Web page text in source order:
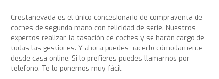
Crestanevada es el único concesionario de compraventa de
coches de segunda mano con felicidad de serie. Nuestros
expertos realizan la tasación de coches y se harán cargo de
todas las gestiones. Y ahora puedes hacerlo cómodamente
desde casa online. Si lo prefieres puedes llamarnos por
teléfono. Te lo ponemos muy fácil.